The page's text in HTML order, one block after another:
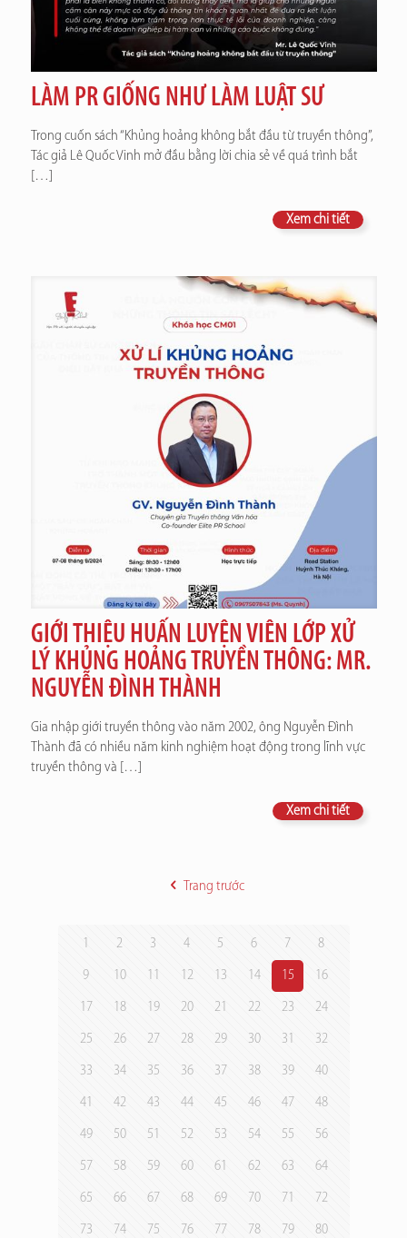
LÀM PR GIỐNG NHƯ LÀM LUẬT SƯ
Trong cuốn sách “Khủng hoảng không bắt đầu từ truyền thông”,
Tác giả Lê Quốc Vinh mở đầu bằng lời chia sẻ về quá trình bắt
[…]
Xem chi tiết
GIỚI THIỆU HUẤN LUYỆN VIÊN LỚP XỬ
LÝ KHỦNG HOẢNG TRUYỀN THÔNG: MR.
NGUYỄN ĐÌNH THÀNH
Gia nhập giới truyền thông vào năm 2002, ông Nguyễn Đình
Thành đã có nhiều năm kinh nghiệm hoạt động trong lĩnh vực
truyền thông và […]
Xem chi tiết
Trang trước
1 2 3 4 5 6 7 8
9 10 11 12 13 14 15 16
17 18 19 20 21 22 23 24
25 26 27 28 29 30 31 32
33 34 35 36 37 38 39 40
41 42 43 44 45 46 47 48
49 50 51 52 53 54 55 56
57 58 59 60 61 62 63 64
65 66 67 68 69 70 71 72
73 74 75 76 77 78 79 80